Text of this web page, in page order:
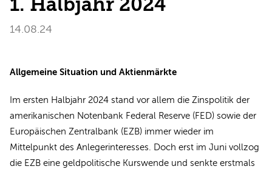
14.08.24
Allgemeine Situation und Aktienmärkte
Im ersten Halbjahr 2024 stand vor allem die Zinspolitik der
amerikanischen Notenbank Federal Reserve (FED) sowie der
Europäischen Zentralbank (EZB) immer wieder im
Mittelpunkt des Anlegerinteresses. Doch erst im Juni vollzog
die EZB eine geldpolitische Kurswende und senkte erstmals